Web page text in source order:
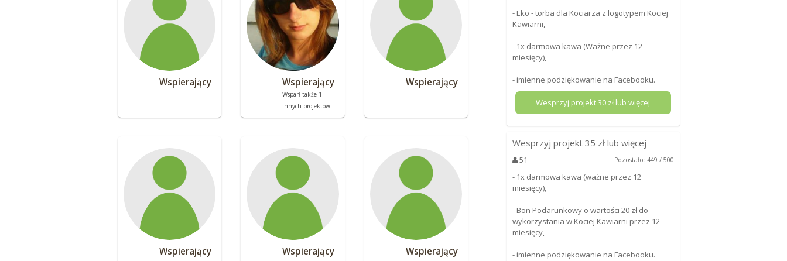
Wspierający Wspierający
Wsparł także 1
innych projektów
Wspierający
Wspierający Wspierający Wspierający
- Eko - torba dla Kociarza z logotypem Kociej
Kawiarni,
- 1x darmowa kawa (Ważne przez 12
miesięcy),
- imienne podziękowanie na Facebooku.
Wesprzyj projekt30 zł lub więcej
Wesprzyj projekt35 zł lub więcej
51 Pozostało: 449 / 500
- 1x darmowa kawa (ważne przez 12
miesięcy),
- Bon Podarunkowy o wartości 20 zł do
wykorzystania w Kociej Kawiarni przez 12
miesięcy,
- imienne podziękowanie na Facebooku.